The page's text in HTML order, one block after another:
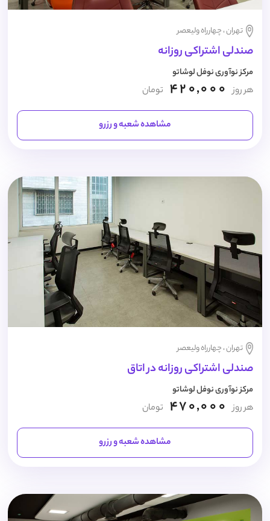
تهران ، چهارراه ولیعصر
صندلی اشتراکی روزانه
مرکز نوآوری نوفل لوشاتو
هر روز 420,000 تومان
مشاهده شعبه و رزرو
تهران ، چهارراه ولیعصر
صندلی اشتراکی روزانه در اتاق
مرکز نوآوری نوفل لوشاتو
هر روز 470,000 تومان
مشاهده شعبه و رزرو